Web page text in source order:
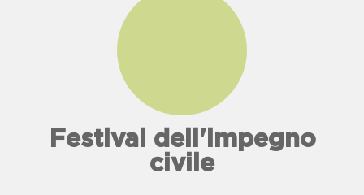
Festival dell'impegno
civile